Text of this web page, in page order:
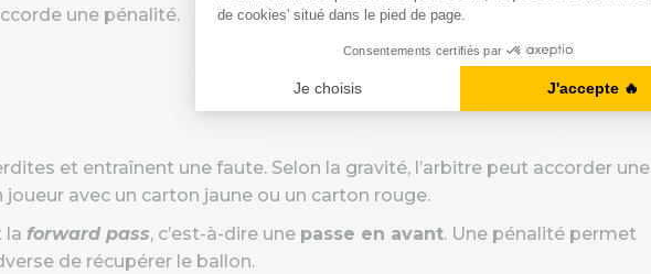
une pénalité.
et entraînent une faute. Selon la gravité, l’arbitre peut accorder une
avec un carton jaune ou un carton rouge.
la forward pass, c’est-à-dire une passe en avant. Une pénalité permet
de récupérer le ballon.